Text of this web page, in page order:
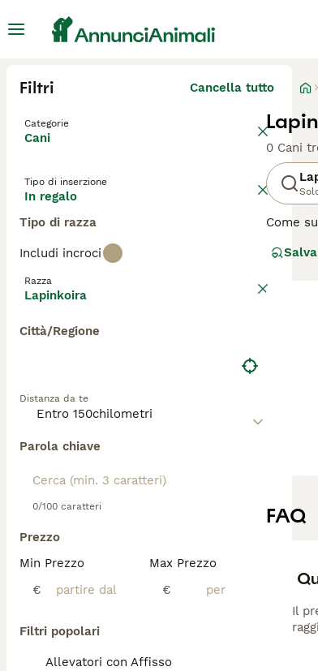
Filtri Cancella tutto
Categorie
Cani
Tipo di inserzione
In regalo
Tipo di razza
Includi incroci
Razza
Lapinkoira
Città/Regione
Distanza da te
Parola chiave
0/100 caratteri
Prezzo
Min Prezzo
€
Max Prezzo
€
Filtri popolari
Allevatori con Affisso
0 Cani
Come
renne.
Leggi la
FAQ
Il